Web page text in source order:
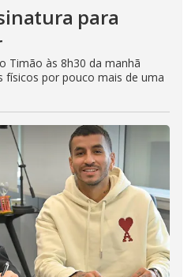
para
Timão às 8h30 da manhã
físicos por pouco mais de uma